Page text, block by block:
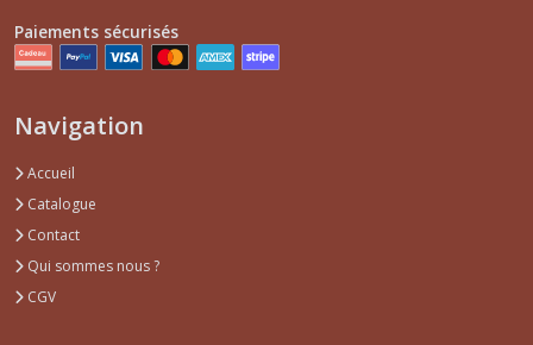
Paiements sécurisés
Navigation
Accueil
Catalogue
Contact
Qui sommes nous ?
CGV